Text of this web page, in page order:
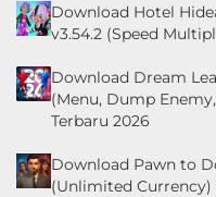
Download Hotel
v3.54.2 (Speed
Download Dream
(Menu, Dump
Terbaru 2026
Download Pawn to
(Unlimited Currency)